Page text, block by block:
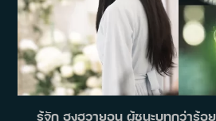
รู้จัก ฮงฮวายอน ผู้ชนะบทกว่าร้อ